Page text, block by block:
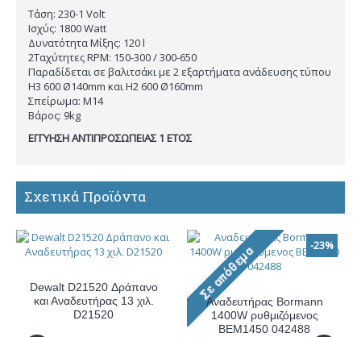
Τάση: 230-1 Volt
Ισχύς: 1800 Watt
Δυνατότητα Μίξης: 120 l
2Ταχύτητες RPM: 150-300 / 300-650
Παραδίδεται σε βαλιτσάκι με 2 εξαρτήματα ανάδευσης τύπου
H3 600 Ø140mm και H2 600 Ø160mm
Σπείρωμα: M14
Βάρος: 9kg
ΕΓΓΥΗΣΗ ΑΝΤΙΠΡΟΣΩΠΕΙΑΣ 1 ΕΤΟΣ
Σχετικά Προϊόντα
Dewalt D21520 Δράπανο
και Αναδευτήρας 13 χιλ.
D21520
-23%
Αναδευτήρας Bormann
1400W ρυθμιζόμενος
BEM1450 042488